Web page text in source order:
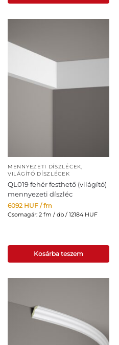
MENNYEZETI DÍSZLÉCEK,
VILÁGÍTÓ DÍSZLÉCEK
QL019 fehér festhető (világító)
mennyezeti díszléc
6092 HUF / fm
Csomagár: 2 fm / db / 12184 HUF
Kosárba teszem